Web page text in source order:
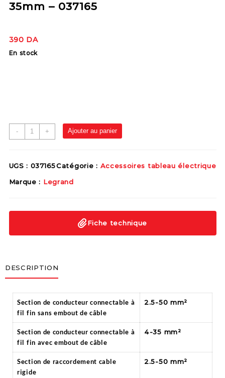
35mm – 037165
390 DA
En stock
- + Ajouter au panier
UGS : 037165Catégorie : Accessoires tableau électrique
Marque : Legrand
Fiche technique
DESCRIPTION
Section de conducteur connectable à
fil fin sans embout de câble
2.5-50 mm²
Section de conducteur connectable à
fil fin avec embout de câble
4-35 mm²
Section de raccordement cable
rigide
2.5-50 mm²